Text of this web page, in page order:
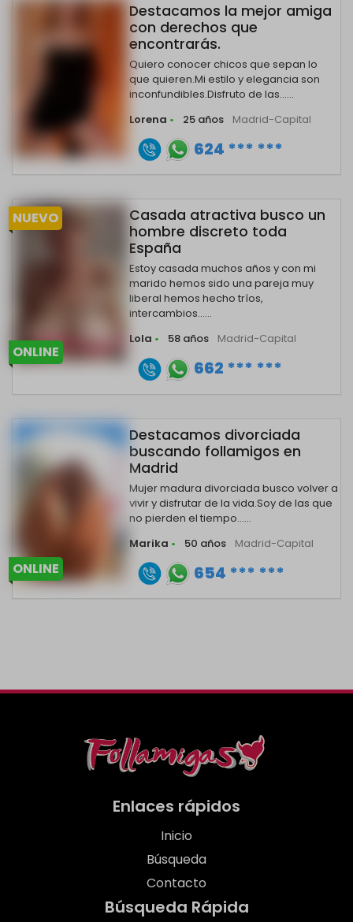
Destacamos la mejor amiga
con derechos que
encontrarás.
Quiero conocer chicos que sepan lo
que quieren.Mi estilo y elegancia son
inconfundibles.Disfruto de las......
Lorena • 25 años Madrid-Capital
624 *** ***
NUEVO
ONLINE
Casada atractiva busco un
hombre discreto toda
España
Estoy casada muchos años y con mi
marido hemos sido una pareja muy
liberal hemos hecho tríos,
intercambios......
Lola • 58 años Madrid-Capital
662 *** ***
ONLINE
Destacamos divorciada
buscando follamigos en
Madrid
Mujer madura divorciada busco volver a
vivir y disfrutar de la vida.Soy de las que
no pierden el tiempo......
Marika • 50 años Madrid-Capital
654 *** ***
Enlaces rápidos
Inicio
Búsqueda
Contacto
Búsqueda Rápida